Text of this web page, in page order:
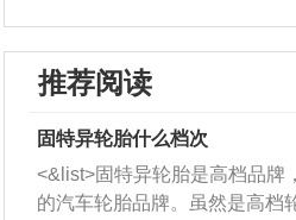
推荐阅读
固特异轮胎什么档次
<&list>固特异轮胎是高档品牌
的汽车轮胎品牌。虽然是高档